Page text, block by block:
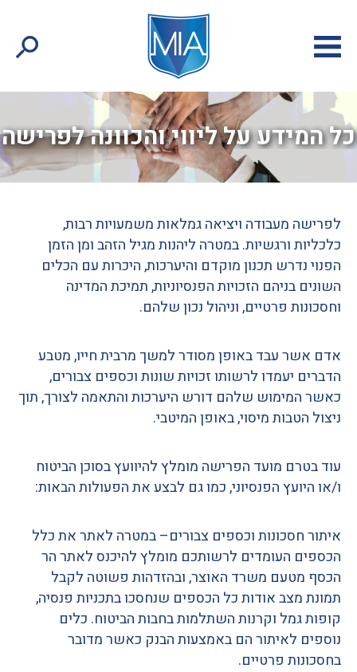
כל המידע על ליווי והכוונה לפרישה
לפרישה מעבודה ויציאה גמלאות משמעויות רבות,
כלכליות ורגשיות.במטרה ליהנות מגיל הזהב ומן הזמן
הפנוי נדרש תכנון מוקדם והיערכות,היכרות עם הכלים
השונים בניהם הזכויות הפנסיוניות,תמיכת המדינה
וחסכונות פרטיים,וניהול נכון שלהם.
אדם אשר עבד באופן מסודר למשך מרבית חייו,מטבע
הדברים יעמדו לרשותו זכויות שונות וכספים צבורים,
כאשר המימוש שלהם דורש היערכות והתאמה לצורך,תוך
ניצול הטבות מיסוי,באופן המיטבי.
עוד בטרם מועד הפרישה מומלץ להיוועץ בסוכן הביטוח
ו/או היועץ הפנסיוני,כמו גם לבצע את הפעולות הבאות:
איתור חסכונות וכספים צבורים–במטרה לאתר את כלל
הכספים העומדים לרשותכם מומלץ להיכנס לאתר הר
הכסף מטעם משרד האוצר,ובהזדהות פשוטה לקבל
תמונת מצב אודות כל הכספים שנחסכו בתכניות פנסיה,
קופות גמל וקרנות השתלמות בחבות הביטוח. כלים
נוספים לאיתור הם באמצעות הבנק כאשר מדובר
בחסכונות פרטיים.